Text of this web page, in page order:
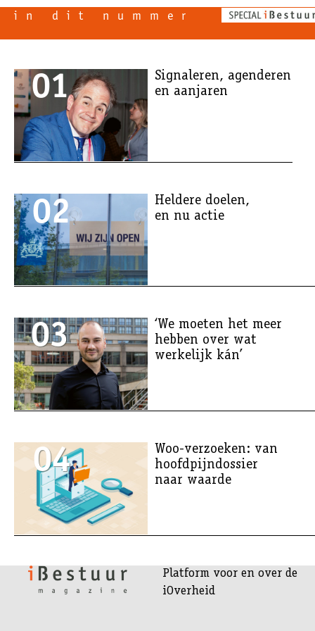
in dit nummer
01
Signaleren, agenderen
en aanjaren
02
Heldere doelen,
en nu actie
03
‘We moeten het meer
hebben over wat
werkelijk kán’
04
Woo-verzoeken: van
hoofdpijndossier
naar waarde
Platform voor en over de
iOverheid